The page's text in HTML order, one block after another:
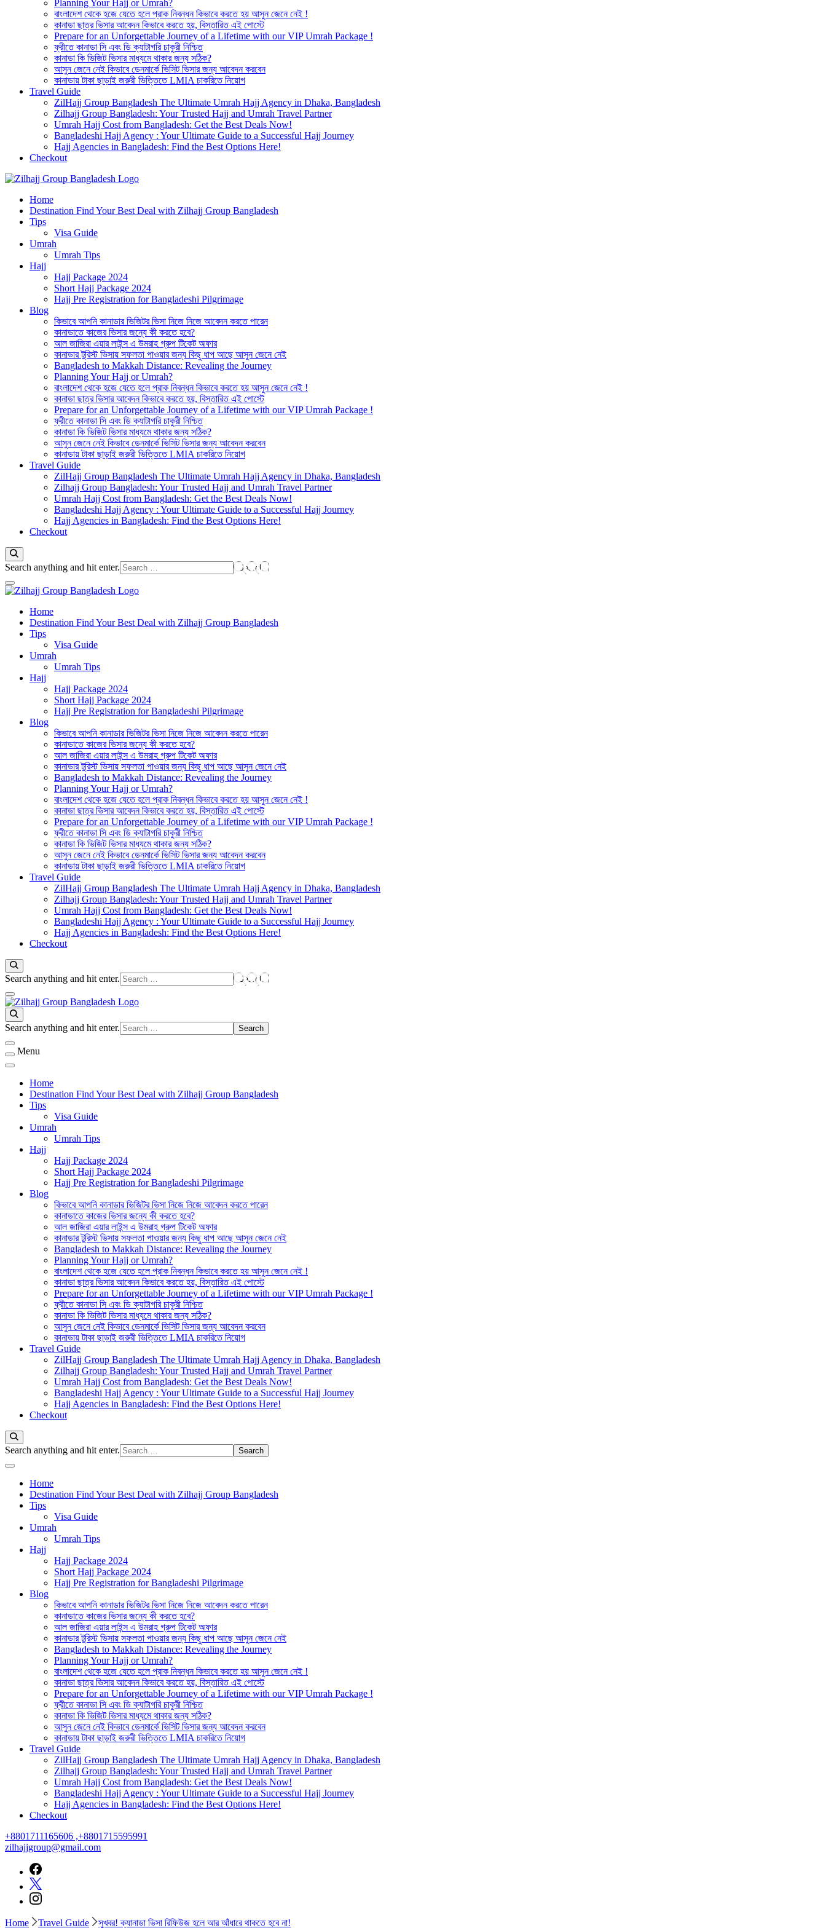
Planning Your Hajj or Umrah?
বাংলাদেশ থেকে হজে যেতে হলে প্রাক নিবন্ধন কিভাবে করতে হয় আসুন জেনে নেই !
কানাডা ছাত্র ভিসার আবেদন কিভাবে করতে হয়, বিস্তারিত এই পোস্টে
Prepare for an Unforgettable Journey of a Lifetime with our VIP Umrah Package !
ফ্রীতে কানাডা সি এবং ডি ক্যাটাগরি চাকুরী নিশ্চিত
কানাডা কি ভিজিট ভিসার মাধ্যমে থাকার জন্য সঠিক?
আসুন জেনে নেই কিভাবে ডেনমার্কে ভিসিট ভিসার জন্য আবেদন করবেন
কানাডায় টাকা ছাড়াই জরুরী ভিত্তিতে LMIA চাকরিতে নিয়োগ
Travel Guide
ZilHajj Group Bangladesh The Ultimate Umrah Hajj Agency in Dhaka, Bangladesh
Zilhajj Group Bangladesh: Your Trusted Hajj and Umrah Travel Partner
Umrah Hajj Cost from Bangladesh: Get the Best Deals Now!
Bangladeshi Hajj Agency : Your Ultimate Guide to a Successful Hajj Journey
Hajj Agencies in Bangladesh: Find the Best Options Here!
Checkout
জিলহজ্জ গ্রুপ বাংলাদেশ
Best Hajj Umrah Travel Tour Agent in Bangladesh
Home
Destination Find Your Best Deal with Zilhajj Group Bangladesh
Tips
Visa Guide
Umrah
Umrah Tips
Hajj
Hajj Package 2024
Short Hajj Package 2024
Hajj Pre Registration for Bangladeshi Pilgrimage
Blog
কিভাবে আপনি কানাডার ভিজিটর ভিসা নিজে নিজে আবেদন করতে পারেন
কানাডাতে কাজের ভিসার জন্যে কী করতে হবে?
আল জাজিরা এয়ার লাইন্স এ উমরাহ গ্রুপ টিকেট অফার
কানাডার টুরিস্ট ভিসায় সফলতা পাওয়ার জন্য কিছু ধাপ আছে আসুন জেনে নেই
Bangladesh to Makkah Distance: Revealing the Journey
Planning Your Hajj or Umrah?
বাংলাদেশ থেকে হজে যেতে হলে প্রাক নিবন্ধন কিভাবে করতে হয় আসুন জেনে নেই !
কানাডা ছাত্র ভিসার আবেদন কিভাবে করতে হয়, বিস্তারিত এই পোস্টে
Prepare for an Unforgettable Journey of a Lifetime with our VIP Umrah Package !
ফ্রীতে কানাডা সি এবং ডি ক্যাটাগরি চাকুরী নিশ্চিত
কানাডা কি ভিজিট ভিসার মাধ্যমে থাকার জন্য সঠিক?
আসুন জেনে নেই কিভাবে ডেনমার্কে ভিসিট ভিসার জন্য আবেদন করবেন
কানাডায় টাকা ছাড়াই জরুরী ভিত্তিতে LMIA চাকরিতে নিয়োগ
Travel Guide
ZilHajj Group Bangladesh The Ultimate Umrah Hajj Agency in Dhaka, Bangladesh
Zilhajj Group Bangladesh: Your Trusted Hajj and Umrah Travel Partner
Umrah Hajj Cost from Bangladesh: Get the Best Deals Now!
Bangladeshi Hajj Agency : Your Ultimate Guide to a Successful Hajj Journey
Hajj Agencies in Bangladesh: Find the Best Options Here!
Checkout
Looking
Something?
Search anything and hit enter.
জিলহজ্জ গ্রুপ বাংলাদেশ
Best Hajj Umrah Travel Tour Agent in Bangladesh
Home
Destination Find Your Best Deal with Zilhajj Group Bangladesh
Tips
Visa Guide
Umrah
Umrah Tips
Hajj
Hajj Package 2024
Short Hajj Package 2024
Hajj Pre Registration for Bangladeshi Pilgrimage
Blog
কিভাবে আপনি কানাডার ভিজিটর ভিসা নিজে নিজে আবেদন করতে পারেন
কানাডাতে কাজের ভিসার জন্যে কী করতে হবে?
আল জাজিরা এয়ার লাইন্স এ উমরাহ গ্রুপ টিকেট অফার
কানাডার টুরিস্ট ভিসায় সফলতা পাওয়ার জন্য কিছু ধাপ আছে আসুন জেনে নেই
Bangladesh to Makkah Distance: Revealing the Journey
Planning Your Hajj or Umrah?
বাংলাদেশ থেকে হজে যেতে হলে প্রাক নিবন্ধন কিভাবে করতে হয় আসুন জেনে নেই !
কানাডা ছাত্র ভিসার আবেদন কিভাবে করতে হয়, বিস্তারিত এই পোস্টে
Prepare for an Unforgettable Journey of a Lifetime with our VIP Umrah Package !
ফ্রীতে কানাডা সি এবং ডি ক্যাটাগরি চাকুরী নিশ্চিত
কানাডা কি ভিজিট ভিসার মাধ্যমে থাকার জন্য সঠিক?
আসুন জেনে নেই কিভাবে ডেনমার্কে ভিসিট ভিসার জন্য আবেদন করবেন
কানাডায় টাকা ছাড়াই জরুরী ভিত্তিতে LMIA চাকরিতে নিয়োগ
Travel Guide
ZilHajj Group Bangladesh The Ultimate Umrah Hajj Agency in Dhaka, Bangladesh
Zilhajj Group Bangladesh: Your Trusted Hajj and Umrah Travel Partner
Umrah Hajj Cost from Bangladesh: Get the Best Deals Now!
Bangladeshi Hajj Agency : Your Ultimate Guide to a Successful Hajj Journey
Hajj Agencies in Bangladesh: Find the Best Options Here!
Checkout
Looking
Something?
Search anything and hit enter.
জিলহজ্জ গ্রুপ বাংলাদেশ
Best Hajj Umrah Travel Tour Agent in Bangladesh
Looking
Something?
Search anything and hit enter.
Menu
Home
Destination Find Your Best Deal with Zilhajj Group Bangladesh
Tips
Visa Guide
Umrah
Umrah Tips
Hajj
Hajj Package 2024
Short Hajj Package 2024
Hajj Pre Registration for Bangladeshi Pilgrimage
Blog
কিভাবে আপনি কানাডার ভিজিটর ভিসা নিজে নিজে আবেদন করতে পারেন
কানাডাতে কাজের ভিসার জন্যে কী করতে হবে?
আল জাজিরা এয়ার লাইন্স এ উমরাহ গ্রুপ টিকেট অফার
কানাডার টুরিস্ট ভিসায় সফলতা পাওয়ার জন্য কিছু ধাপ আছে আসুন জেনে নেই
Bangladesh to Makkah Distance: Revealing the Journey
Planning Your Hajj or Umrah?
বাংলাদেশ থেকে হজে যেতে হলে প্রাক নিবন্ধন কিভাবে করতে হয় আসুন জেনে নেই !
কানাডা ছাত্র ভিসার আবেদন কিভাবে করতে হয়, বিস্তারিত এই পোস্টে
Prepare for an Unforgettable Journey of a Lifetime with our VIP Umrah Package !
ফ্রীতে কানাডা সি এবং ডি ক্যাটাগরি চাকুরী নিশ্চিত
কানাডা কি ভিজিট ভিসার মাধ্যমে থাকার জন্য সঠিক?
আসুন জেনে নেই কিভাবে ডেনমার্কে ভিসিট ভিসার জন্য আবেদন করবেন
কানাডায় টাকা ছাড়াই জরুরী ভিত্তিতে LMIA চাকরিতে নিয়োগ
Travel Guide
ZilHajj Group Bangladesh The Ultimate Umrah Hajj Agency in Dhaka, Bangladesh
Zilhajj Group Bangladesh: Your Trusted Hajj and Umrah Travel Partner
Umrah Hajj Cost from Bangladesh: Get the Best Deals Now!
Bangladeshi Hajj Agency : Your Ultimate Guide to a Successful Hajj Journey
Hajj Agencies in Bangladesh: Find the Best Options Here!
Checkout
Looking
Something?
Search anything and hit enter.
Home
Destination Find Your Best Deal with Zilhajj Group Bangladesh
Tips
Visa Guide
Umrah
Umrah Tips
Hajj
Hajj Package 2024
Short Hajj Package 2024
Hajj Pre Registration for Bangladeshi Pilgrimage
Blog
কিভাবে আপনি কানাডার ভিজিটর ভিসা নিজে নিজে আবেদন করতে পারেন
কানাডাতে কাজের ভিসার জন্যে কী করতে হবে?
আল জাজিরা এয়ার লাইন্স এ উমরাহ গ্রুপ টিকেট অফার
কানাডার টুরিস্ট ভিসায় সফলতা পাওয়ার জন্য কিছু ধাপ আছে আসুন জেনে নেই
Bangladesh to Makkah Distance: Revealing the Journey
Planning Your Hajj or Umrah?
বাংলাদেশ থেকে হজে যেতে হলে প্রাক নিবন্ধন কিভাবে করতে হয় আসুন জেনে নেই !
কানাডা ছাত্র ভিসার আবেদন কিভাবে করতে হয়, বিস্তারিত এই পোস্টে
Prepare for an Unforgettable Journey of a Lifetime with our VIP Umrah Package !
ফ্রীতে কানাডা সি এবং ডি ক্যাটাগরি চাকুরী নিশ্চিত
কানাডা কি ভিজিট ভিসার মাধ্যমে থাকার জন্য সঠিক?
আসুন জেনে নেই কিভাবে ডেনমার্কে ভিসিট ভিসার জন্য আবেদন করবেন
কানাডায় টাকা ছাড়াই জরুরী ভিত্তিতে LMIA চাকরিতে নিয়োগ
Travel Guide
ZilHajj Group Bangladesh The Ultimate Umrah Hajj Agency in Dhaka, Bangladesh
Zilhajj Group Bangladesh: Your Trusted Hajj and Umrah Travel Partner
Umrah Hajj Cost from Bangladesh: Get the Best Deals Now!
Bangladeshi Hajj Agency : Your Ultimate Guide to a Successful Hajj Journey
Hajj Agencies in Bangladesh: Find the Best Options Here!
Checkout
+8801711165606 ,+8801715595991
zilhajjgroup@gmail.com
Home Travel Guide সুখবর! ক্যানাডা ভিসা রিফিউজ হলে আর আঁধারে থাকতে হবে না!